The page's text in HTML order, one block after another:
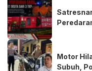
Motor
Subuh,